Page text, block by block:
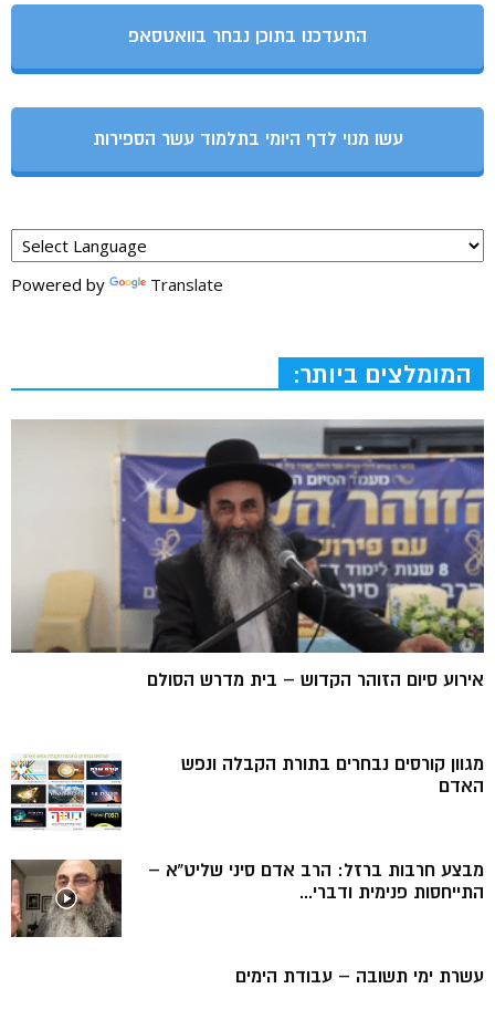
התעדכנו בתוכן נבחר בוואטסאפ
עשו מנוי לדף היומי בתלמוד עשר הספירות
Powered by Translate
המומלצים ביותר:
אירוע סיום הזוהר הקדוש – בית מדרש הסולם
מגוון קורסים נבחרים בתורת הקבלה ונפש
האדם
מבצע חרבות ברזל: הרב אדם סיני שליט”א –
התייחסות פנימית ודברי...
עשרת ימי תשובה – עבודת הימים